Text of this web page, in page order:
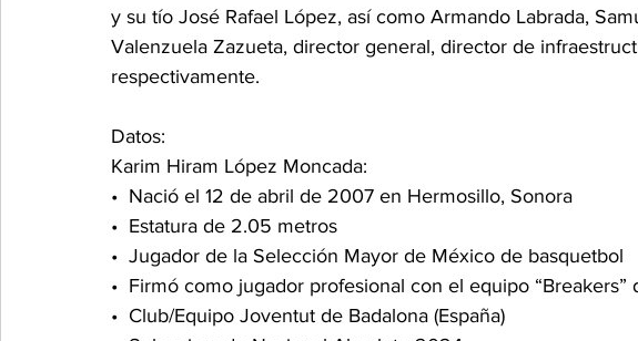
y su tío José Rafael López, así como Armando Labrada,
Valenzuela Zazueta, director general, director de
respectivamente.
Datos:
Karim Hiram López Moncada:
•⁠  ⁠Nació el 12 de abril de 2007 en Hermosillo, Sonora
•⁠  ⁠Estatura de 2.05 metros
•⁠  ⁠Jugador de la Selección Mayor de México de basquetbol
•⁠  ⁠Firmó como jugador profesional con el equipo “Breakers”
•⁠  ⁠Club/Equipo Joventut de Badalona (España)